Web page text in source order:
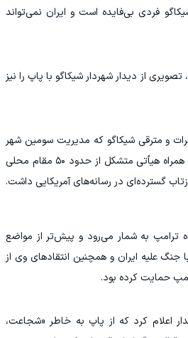
فردی بی‌فایده است و ایران نمی‌تواند
از دیدار شهردار شیکاگو با پاپ را نیز
و مترقی شیکاگو که مدیریت سومین شهر
بزرگ آمریکا را بر عهده دارد، به همراه هیأتی متشکل از حدود ۵۰ مقام محلی
گسترده‌ای در رسانه‌های آمریکایی داشت.
ترامپ به شمار می‌رود و پیش‌تر از مواضع
جنگ علیه ایران و همچنین انتقادهای وی از
حمایت کرده بود.
اعلام کرد که از پاپ به خاطر «شجاعت،